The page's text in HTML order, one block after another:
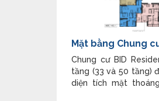
Mặt bằng Chung
Chung cư BID
tầng (33 và 50 tầng)
diện tích mặt